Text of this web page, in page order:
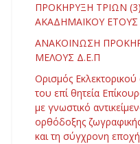
ΠΡΟΚΗΡΥΞΗ ΤΡΙΩΝ
ΑΚΑΔΗΜΑΪΚΟΥ ΕΤΟΥΣ
ΑΝΑΚΟΙΝΩΣΗ
ΜΕΛΟΥΣ Δ.Ε.Π
Ορισμός
του επί θητεία
με γνωστικό
ορθόδοξης
και τη σύγχρονη